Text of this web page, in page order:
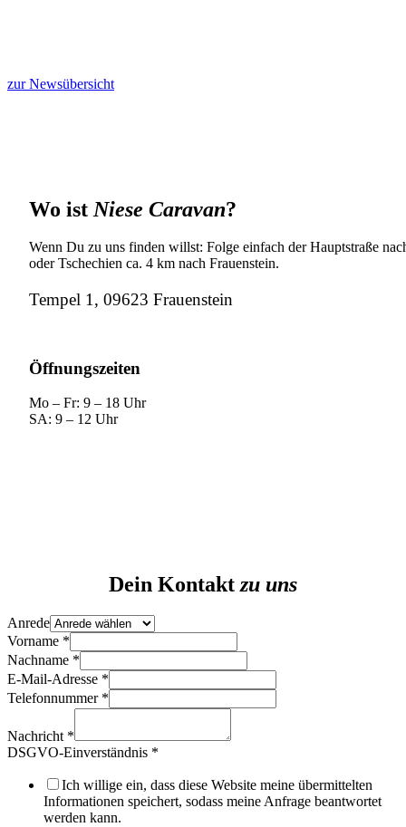
zur Newsübersicht
Wo ist Niese Caravan?
Wenn Du zu uns finden willst: Folge einfach der Hauptstraße
oder Tschechien ca. 4 km nach Frauenstein.
Tempel 1, 09623 Frauenstein
Öffnungszeiten
Mo – Fr: 9 – 18 Uhr
SA: 9 – 12 Uhr
Dein Kontaktzu uns
Anrede
Vorname *
Nachname *
E-Mail-Adresse *
Telefonnummer *
Telefonnummer
DSGVO-
Nachricht *
DSGVO-Einverständnis *
Ich willige ein, dass diese Website meine übermittelten
Informationen speichert, sodass meine Anfrage beantwortet
werden kann.